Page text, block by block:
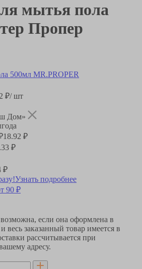
мытья пола
Пропер
₽/ шт
Дом»
18.92 ₽
₽
₽
Узнать подробнее
90 ₽
возможна, если она оформлена в
и весь заказанный товар имеется в
рассчитывается при
адресу.